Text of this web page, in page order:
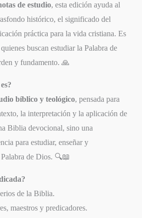
de estudio, esta edición ayuda al
histórico, el significado del
práctica para la vida cristiana. Es
buscan estudiar la Palabra de
y fundamento. 🙏
bíblico y teológico, pensada para
la interpretación y la aplicación de
Biblia devocional, sino una
para estudiar, enseñar y
de Dios. 🔍📖
de la Biblia.
maestros y predicadores.